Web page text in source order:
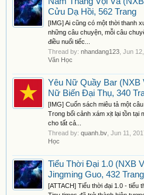
Cửu Dạ Hồi, 562 Trang
[IMG] Ai cũng có một thời thanh
những câu chuyện, mỗi câu
điều nuối tiếc...
Thread by: nhandang123 Jun
Văn Học
Yêu Nữ Quầy Bar (NXB
Nữ Biến Đại Thụ, 340
[IMG] Cuốn sách miêu tả một
Trong bối cảnh xám xịt lại tồn tại
cho tất cả...
Thread by: quanh.bv Jun 11,
Học
Tiểu Thời Đại 1.0 (NXB
Jingming Guo, 432 Trang
[ATTACH] Tiểu thời đại 1.0 - tiểu